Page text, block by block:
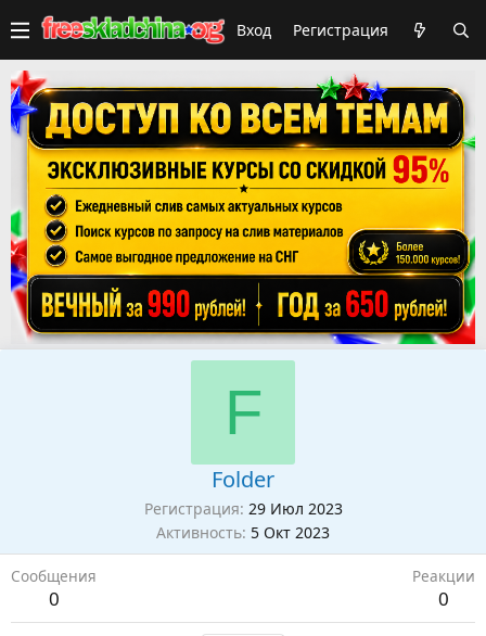
Вход Регистрация
F
Folder
Регистрация 29 Июл 2023
Активность 5 Окт 2023
Сообщения
0
Реакции
0